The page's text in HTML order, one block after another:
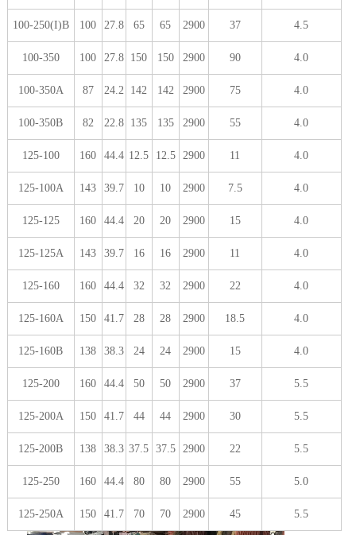
100-250(I)B 100 27.8 65 65 2900 37 4.5
100-350 100 27.8 150 150 2900 90 4.0
100-350A 87 24.2 142 142 2900 75 4.0
100-350B 82 22.8 135 135 2900 55 4.0
125-100 160 44.4 12.5 12.5 2900 11 4.0
125-100A 143 39.7 10 10 2900 7.5 4.0
125-125 160 44.4 20 20 2900 15 4.0
125-125A 143 39.7 16 16 2900 11 4.0
125-160 160 44.4 32 32 2900 22 4.0
125-160A 150 41.7 28 28 2900 18.5 4.0
125-160B 138 38.3 24 24 2900 15 4.0
125-200 160 44.4 50 50 2900 37 5.5
125-200A 150 41.7 44 44 2900 30 5.5
125-200B 138 38.3 37.5 37.5 2900 22 5.5
125-250 160 44.4 80 80 2900 55 5.0
125-250A 150 41.7 70 70 2900 45 5.5